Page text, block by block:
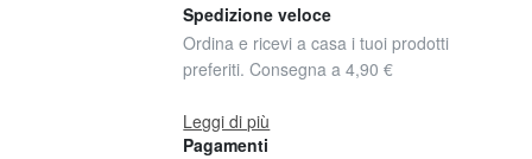
Spedizione veloce
Ordina e ricevi a casa i tuoi prodotti
preferiti. Consegna a 4,90 €
Leggi di più
Pagamenti